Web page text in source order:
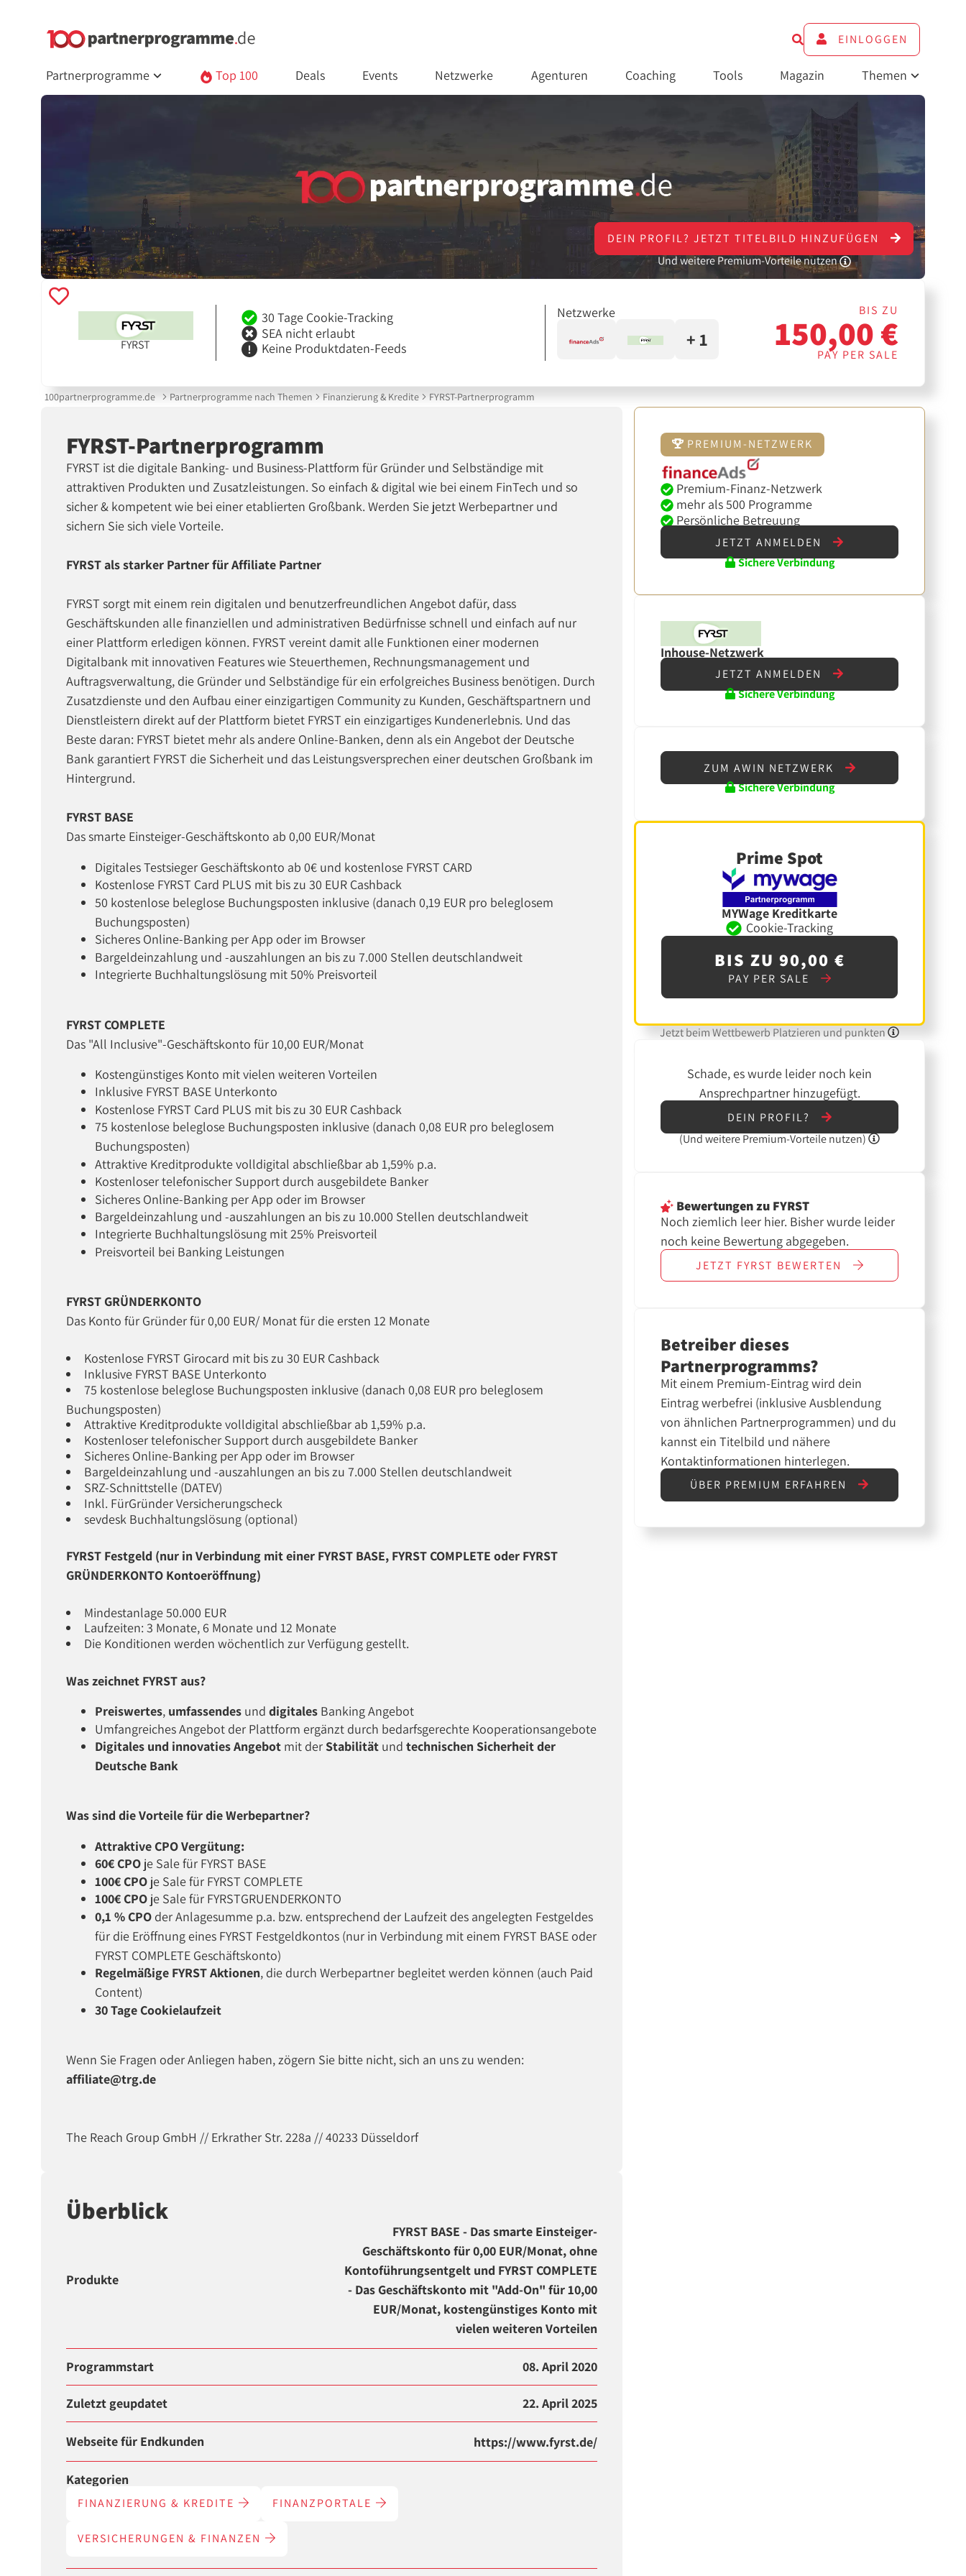
EINLOGGEN
Partnerprogramme Top 100 Deals Events Netzwerke Agenturen Coaching Tools Magazin Themen
DEIN PROFIL? JETZT TITELBILD HINZUFÜGEN
Und weitere Premium-Vorteile nutzen
FYRST
30 Tage Cookie-Tracking
SEA nicht erlaubt
Keine Produktdaten-Feeds
Netzwerke
+ 1
BIS ZU
150,00 €
PAY PER SALE
100partnerprogramme.de Partnerprogramme nach Themen Finanzierung & Kredite FYRST-Partnerprogramm
FYRST-Partnerprogramm
FYRST ist die digitale Banking- und Business-Plattform für Gründer und Selbständige mit
attraktiven Produkten und Zusatzleistungen. So einfach & digital wie bei einem FinTech und so
sicher & kompetent wie bei einer etablierten Großbank. Werden Sie jetzt Werbepartner und
sichern Sie sich viele Vorteile.
FYRST als starker Partner für Affiliate Partner
FYRST sorgt mit einem rein digitalen und benutzerfreundlichen Angebot dafür, dass
Geschäftskunden alle finanziellen und administrativen Bedürfnisse schnell und einfach auf nur
einer Plattform erledigen können. FYRST vereint damit alle Funktionen einer modernen
Digitalbank mit innovativen Features wie Steuerthemen, Rechnungsmanagement und
Auftragsverwaltung, die Gründer und Selbständige für ein erfolgreiches Business benötigen. Durch
Zusatzdienste und den Aufbau einer einzigartigen Community zu Kunden, Geschäftspartnern und
Dienstleistern direkt auf der Plattform bietet FYRST ein einzigartiges Kundenerlebnis. Und das
Beste daran: FYRST bietet mehr als andere Online-Banken, denn als ein Angebot der Deutsche
Bank garantiert FYRST die Sicherheit und das Leistungsversprechen einer deutschen Großbank im
Hintergrund.
FYRST BASE
Das smarte Einsteiger-Geschäftskonto ab 0,00 EUR/Monat
Digitales Testsieger Geschäftskonto ab 0€ und kostenlose FYRST CARD
Kostenlose FYRST Card PLUS mit bis zu 30 EUR Cashback
50 kostenlose beleglose Buchungsposten inklusive (danach 0,19 EUR pro beleglosem
Buchungsposten)
Sicheres Online-Banking per App oder im Browser
Bargeldeinzahlung und -auszahlungen an bis zu 7.000 Stellen deutschlandweit
Integrierte Buchhaltungslösung mit 50% Preisvorteil
FYRST COMPLETE
Das "All Inclusive"-Geschäftskonto für 10,00 EUR/Monat
Kostengünstiges Konto mit vielen weiteren Vorteilen
Inklusive FYRST BASE Unterkonto
Kostenlose FYRST Card PLUS mit bis zu 30 EUR Cashback
75 kostenlose beleglose Buchungsposten inklusive (danach 0,08 EUR pro beleglosem
Buchungsposten)
Attraktive Kreditprodukte volldigital abschließbar ab 1,59% p.a.
Kostenloser telefonischer Support durch ausgebildete Banker
Sicheres Online-Banking per App oder im Browser
Bargeldeinzahlung und -auszahlungen an bis zu 10.000 Stellen deutschlandweit
Integrierte Buchhaltungslösung mit 25% Preisvorteil
Preisvorteil bei Banking Leistungen
FYRST GRÜNDERKONTO
Das Konto für Gründer für 0,00 EUR/ Monat für die ersten 12 Monate
Kostenlose FYRST Girocard mit bis zu 30 EUR Cashback
Inklusive FYRST BASE Unterkonto
75 kostenlose beleglose Buchungsposten inklusive (danach 0,08 EUR pro beleglosem
Buchungsposten)
Attraktive Kreditprodukte volldigital abschließbar ab 1,59% p.a.
Kostenloser telefonischer Support durch ausgebildete Banker
Sicheres Online-Banking per App oder im Browser
Bargeldeinzahlung und -auszahlungen an bis zu 7.000 Stellen deutschlandweit
SRZ-Schnittstelle (DATEV)
Inkl. FürGründer Versicherungscheck
sevdesk Buchhaltungslösung (optional)
FYRST Festgeld (nur in Verbindung mit einer FYRST BASE, FYRST COMPLETE oder FYRST
GRÜNDERKONTO Kontoeröffnung)
Mindestanlage 50.000 EUR
Laufzeiten: 3 Monate, 6 Monate und 12 Monate
Die Konditionen werden wöchentlich zur Verfügung gestellt.
Was zeichnet FYRST aus?
Preiswertes, umfassendes unddigitales Banking Angebot
Umfangreiches Angebot der Plattform ergänzt durch bedarfsgerechte Kooperationsangebote
Digitales und innovaties Angebot mit derStabilität undtechnischen Sicherheit der
Deutsche Bank
Was sind die Vorteile für die Werbepartner?
Attraktive CPO Vergütung:
60€ CPO je Sale für FYRST BASE
100€ CPO je Sale für FYRST COMPLETE
100€ CPO je Sale für FYRSTGRUENDERKONTO
0,1 % CPO der Anlagesumme p.a. bzw. entsprechend der Laufzeit des angelegten Festgeldes
für die Eröffnung eines FYRST Festgeldkontos (nur in Verbindung mit einem FYRST BASE oder
FYRST COMPLETE Geschäftskonto)
Regelmäßige FYRST Aktionen, die durch Werbepartner begleitet werden können (auch Paid
Content)
30 Tage Cookielaufzeit
Wenn Sie Fragen oder Anliegen haben, zögern Sie bitte nicht, sich an uns zu wenden:
affiliate@trg.de
The Reach Group GmbH // Erkrather Str. 228a // 40233 Düsseldorf
Überblick
Produkte
FYRST BASE - Das smarte Einsteiger-
Geschäftskonto für 0,00 EUR/Monat, ohne
Kontoführungsentgelt und FYRST COMPLETE
- Das Geschäftskonto mit "Add-On" für 10,00
EUR/Monat, kostengünstiges Konto mit
vielen weiteren Vorteilen
Programmstart 08. April 2020
Zuletzt geupdatet 22. April 2025
Webseite für Endkunden https://www.fyrst.de/
Kategorien
FINANZIERUNG & KREDITE FINANZPORTALE
VERSICHERUNGEN & FINANZEN
PREMIUM-NETZWERK
Premium-Finanz-Netzwerk
mehr als 500 Programme
Persönliche Betreuung
JETZT ANMELDEN
Sichere Verbindung
Inhouse-Netzwerk
JETZT ANMELDEN
Sichere Verbindung
ZUM AWIN NETZWERK
Sichere Verbindung
Prime Spot
MYWage Kreditkarte
Cookie-Tracking
BIS ZU 90,00 €
PAY PER SALE
Jetzt beim Wettbewerb Platzieren und punkten
Schade, es wurde leider noch kein
Ansprechpartner hinzugefügt.
DEIN PROFIL?
(UndweiterePremium-Vorteile nutzen)
Bewertungenzu FYRST
Noch ziemlich leer hier. Bisher wurde leider
noch keine Bewertung abgegeben.
JETZT FYRST BEWERTEN
Betreiber dieses
Partnerprogramms?
Mit einem Premium-Eintrag wird dein
Eintrag werbefrei (inklusive Ausblendung
von ähnlichen Partnerprogrammen) und du
kannst ein Titelbild und nähere
Kontaktinformationen hinterlegen.
ÜBER PREMIUM ERFAHREN